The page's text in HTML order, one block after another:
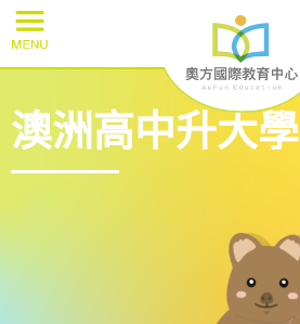
澳洲高中升大學